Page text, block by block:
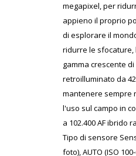
megapixel, per
appieno il proprio
di esplorare il
ridurre le sfocature,
gamma crescente
retroilluminato da
mantenere sempre
l'uso sul campo in
a 102.400 AF ibrido
Tipo di sensore
foto), AUTO (ISO